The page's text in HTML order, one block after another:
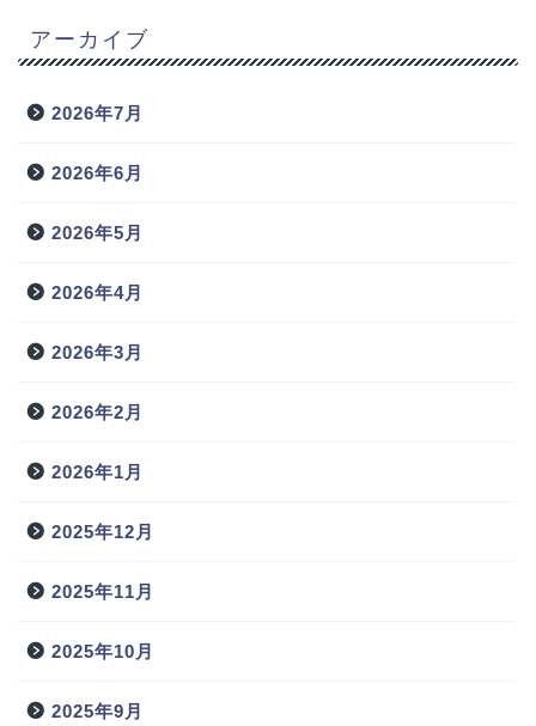
アーカイブ
2026年7月
2026年6月
2026年5月
2026年4月
2026年3月
2026年2月
2026年1月
2025年12月
2025年11月
2025年10月
2025年9月